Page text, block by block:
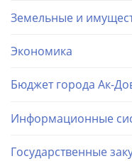
Земельные и
Экономика
Бюджет города Ак-
Информационные
Государственные